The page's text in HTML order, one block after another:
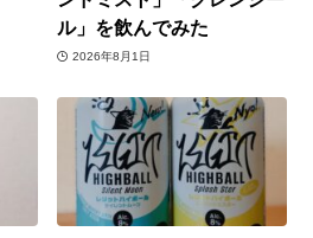
ル」を飲んでみた
2026年8月1日